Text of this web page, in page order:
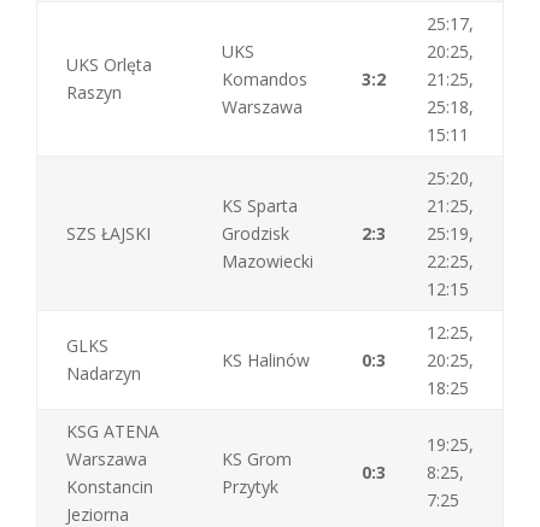
UKS Orlęta
Raszyn
UKS
Komandos
Warszawa
3:2
25:17,
20:25,
21:25,
25:18,
15:11
SZS ŁAJSKI
KS Sparta
Grodzisk
Mazowiecki
2:3
25:20,
21:25,
25:19,
22:25,
12:15
GLKS
Nadarzyn
KS Halinów 0:3
12:25,
20:25,
18:25
KSG ATENA
Warszawa
Konstancin
Jeziorna
KS Grom
Przytyk
0:3
19:25,
8:25,
7:25